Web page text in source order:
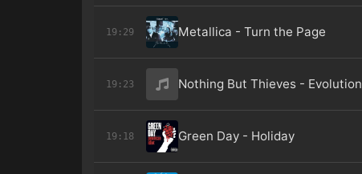
19:29 Metallica - Turn the Page
19:23 Nothing But Thieves - Evolution
19:18 Green Day - Holiday